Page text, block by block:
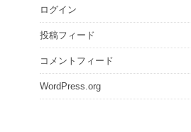
ログイン
投稿フィード
コメントフィード
WordPress.org